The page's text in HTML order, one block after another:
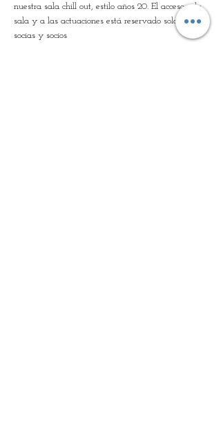
nuestra sala chill out, estilo años 20. El acceso a la
sala y a las actuaciones está reservado solo para
socias y socios